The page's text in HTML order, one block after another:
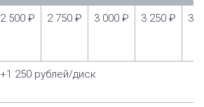
2 500 ₽ 2 750 ₽ 3 000 ₽ 3 250 ₽ 3
+1 250 рублей/диск